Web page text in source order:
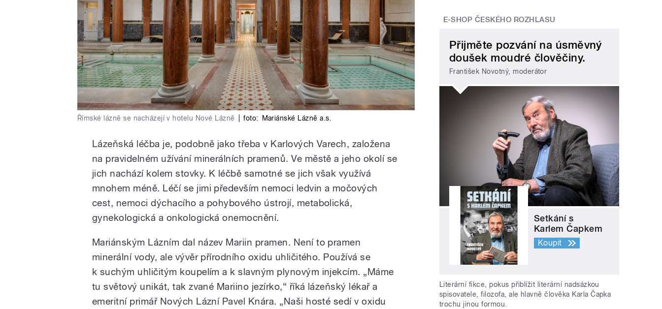
Římské lázně se nacházejí v hotelu Nové Lázně foto: Mariánské Lázně a.s.
Lázeňská léčba je, podobně jako třeba v Karlových Varech, založena
na pravidelném užívání minerálních pramenů. Ve městě a jeho okolí se
jich nachází kolem stovky. K léčbě samotné se jich však využívá
mnohem méně. Léčí se jimi především nemoci ledvin a močových
cest, nemoci dýchacího a pohybového ústrojí, metabolická,
gynekologická a onkologická onemocnění.
Mariánským Lázním dal název Mariin pramen. Není to pramen
minerální vody, ale vývěr přírodního oxidu uhličitého. Používá se
k suchým uhličitým koupelím a k slavným plynovým injekcím. „Máme
tu světový unikát, tak zvané Mariino jezírko,“ říká lázeňský lékař a
emeritní primář Nových Lázní Pavel Knára. „Naši hosté sedí v oxidu
E-SHOP ČESKÉHO ROZHLASU
Přijměte pozvání na úsměvný
doušek moudré člověčiny.
František Novotný, moderátor
Setkání s
Karlem Čapkem
Koupit
Literární fikce, pokus přiblížit literární nadsázkou
spisovatele, filozofa, ale hlavně člověka Karla Čapka
trochu jinou formou.